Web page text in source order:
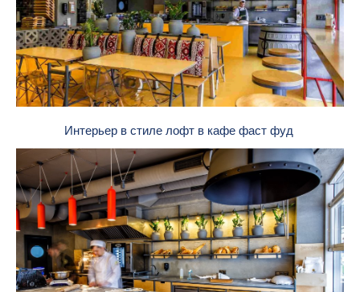
Интерьер в стиле лофт в кафе фаст фуд